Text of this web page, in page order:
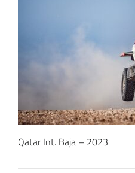
Qatar Int. Baja – 2023